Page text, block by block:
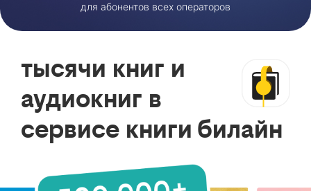
для абонентов всех операторов
тысячи книг и
аудиокниг в
сервисе книги билайн